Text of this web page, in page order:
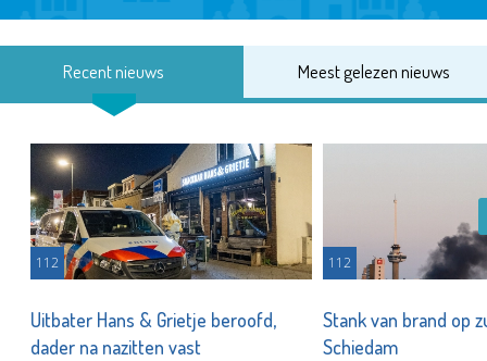
Recent nieuws Meest gelezen nieuws
112
Uitbater Hans & Grietje beroofd,
dader na nazitten vast
112
Stank van brand op
Schiedam